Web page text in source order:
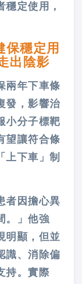
定使用，
保穩定用
出陰影
兩年下車條
發，影響治
小分子標靶
望讓符合條
上下車」制
者因擔心異
。」他強
明顯，但並
識、消除偏
持。實際